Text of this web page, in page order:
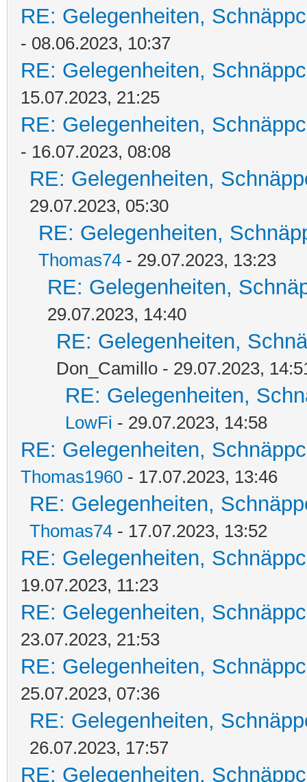
RE: Gelegenheiten,
- 08.06.2023, 10:37
RE: Gelegenheiten,
15.07.2023, 21:25
RE: Gelegenheiten,
- 16.07.2023, 08:08
RE: Gelegenheiten,
29.07.2023, 05:30
RE: Gelegenheiten,
Thomas74 - 29.07.2023, 13:23
RE: Gelegenheiten,
29.07.2023, 14:40
RE: Gelegenheiten,
Don_Camillo - 29.07.2023,
RE: Gelegenheiten,
LowFi - 29.07.2023, 14:58
RE: Gelegenheiten,
Thomas1960 - 17.07.2023, 13:46
RE: Gelegenheiten,
Thomas74 - 17.07.2023, 13:52
RE: Gelegenheiten,
19.07.2023, 11:23
RE: Gelegenheiten,
23.07.2023, 21:53
RE: Gelegenheiten,
25.07.2023, 07:36
RE: Gelegenheiten,
26.07.2023, 17:57
RE: Gelegenheiten,